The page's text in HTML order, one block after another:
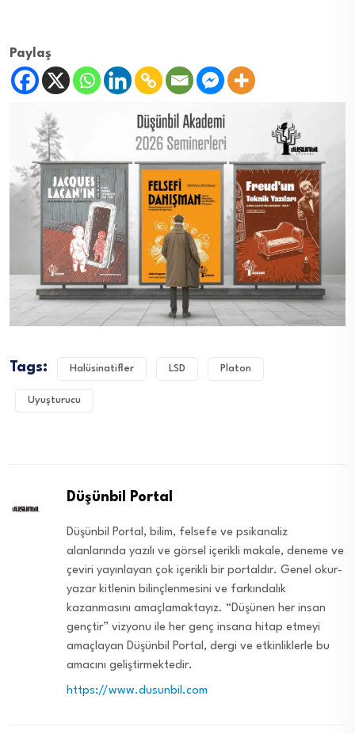
Paylaş
Tags: Halüsinatifler LSD Platon
Uyuşturucu
Düşünbil Portal
Düşünbil Portal, bilim, felsefe ve psikanaliz
alanlarında yazılı ve görsel içerikli makale, deneme ve
çeviri yayınlayan çok içerikli bir portaldır. Genel okur-
yazar kitlenin bilinçlenmesini ve farkındalık
kazanmasını amaçlamaktayız. “Düşünen her insan
gençtir” vizyonu ile her genç insana hitap etmeyi
amaçlayan Düşünbil Portal, dergi ve etkinliklerle bu
amacını geliştirmektedir.
https://www.dusunbil.com